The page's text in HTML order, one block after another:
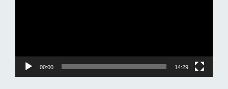
00:00 14:29